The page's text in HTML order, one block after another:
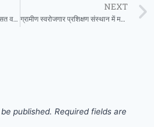
प्रदेश में अब तक 349.9 मि.मी. औसत वर्षा दर्ज
NEXT
ग्रामीण स्वरोजगार प्रशिक्षण संस्थान में मछली पालन एवं मशरूम उत्पादन प्रशिक्षण के लिए सुनहरा अवसर
published. Required fields are